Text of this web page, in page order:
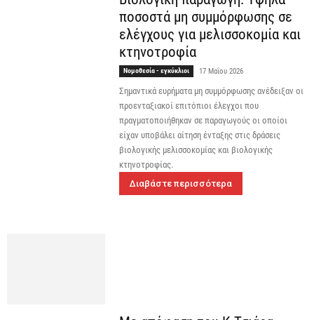
ποσοστά μη συμμόρφωσης σε
ελέγχους για μελισσοκομία και
κτηνοτροφία
Νομοθεσία - εγκύκλιοι 17 Μαΐου 2026
Σημαντικά ευρήματα μη συμμόρφωσης ανέδειξαν οι
προενταξιακοί επιτόπιοι έλεγχοι που
πραγματοποιήθηκαν σε παραγωγούς οι οποίοι
είχαν υποβάλει αίτηση ένταξης στις δράσεις
βιολογικής μελισσοκομίας και βιολογικής
κτηνοτροφίας.
Διαβάστε περισσότερα